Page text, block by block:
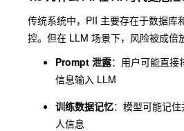
传统系统中，PII 主要存在于数据库
控。但在 LLM 场景下，风险被成倍
Prompt 泄露：用户可能直接
信息输入 LLM
训练数据记忆：模型可能记
人信息